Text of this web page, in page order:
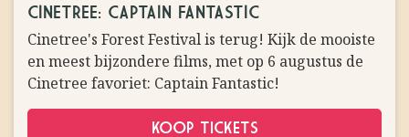
HONDEN
TOEGESTAAN
GESPROKEN
JAAR
CINETREE: CAPTAIN FANTASTIC
Cinetree's Forest Festival is terug! Kijk de mooiste
en meest bijzondere films, met op 6 augustus de
Cinetree favoriet: Captain Fantastic!
KOOP TICKETS